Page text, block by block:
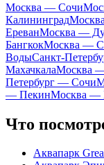
Москва — Сочи
Калининград
ЕреванМосква —
БангкокМосква —
ВодыСанкт-
МахачкалаМосква
Петербург — Сочи
— ПекинМосква —
Что
Аквапарк